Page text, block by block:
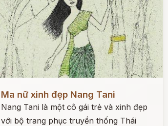
Ma nữ xinh đẹp Nang Tani
Nang Tani là một cô gái trẻ và xinh đẹp
với bộ trang phục truyền thống Thái